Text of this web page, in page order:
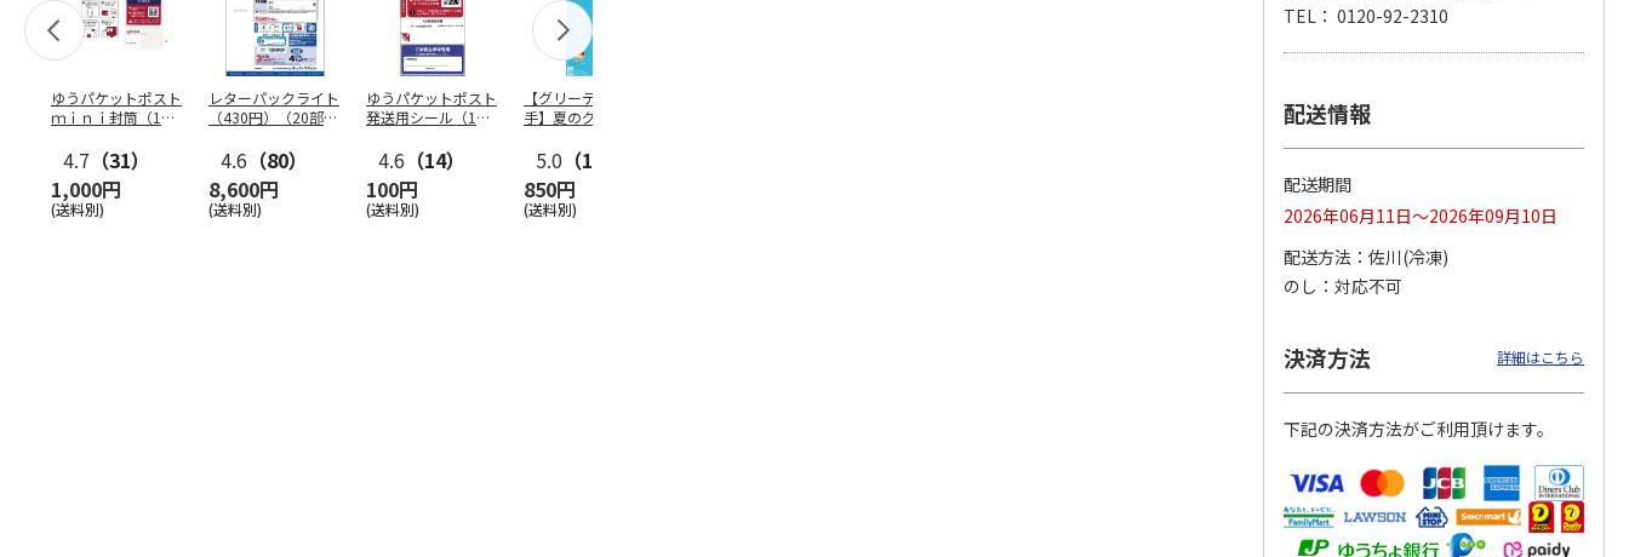
ゆうパケットポスト
ｍｉｎｉ封筒（1個
4.7 （31）
1,000円
(送料別)
レターパックライト
（430円）（20部セ
4.6 （80）
8,600円
(送料別)
ゆうパケットポスト
発送用シール（1個
4.6 （14）
100円
(送料別)
【グリーティング切
手】夏のグリーティ
5.0 （10）
850円
(送料別)
手】グリーティング
円…
5,500円
(送料別) (送料別)
TEL： 0120-92-2310
配送情報
配送期間
2026年06月11日～2026年09月10日
配送方法
佐川(冷凍)
のし
対応不可
決済方法 詳細はこちら
下記の決済方法がご利用頂けます。